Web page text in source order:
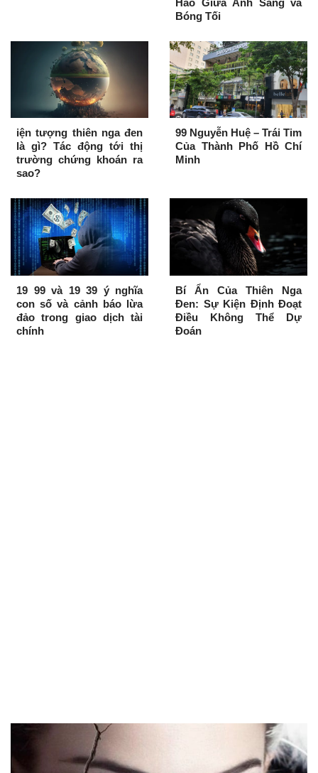
Bóng Tối
iện tượng thiên nga đen
là gì? Tác động tới thị
trường chứng khoán ra
sao?
99 Nguyễn Huệ – Trái Tim
Của Thành Phố Hồ Chí
Minh
19 99 và 19 39 ý nghĩa
con số và cảnh báo lừa
đảo trong giao dịch tài
chính
Bí Ẩn Của Thiên Nga
Đen: Sự Kiện Định Đoạt
Điều Không Thể Dự
Đoán